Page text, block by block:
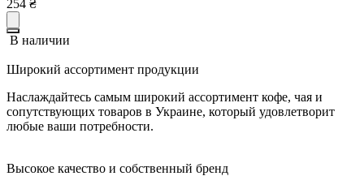
254 ₴
В наличии
Широкий ассортимент продукции
Наслаждайтесь самым широкий ассортимент кофе, чая и
сопутствующих товаров в Украине, который удовлетворит
любые ваши потребности.
Высокое качество и собственный бренд